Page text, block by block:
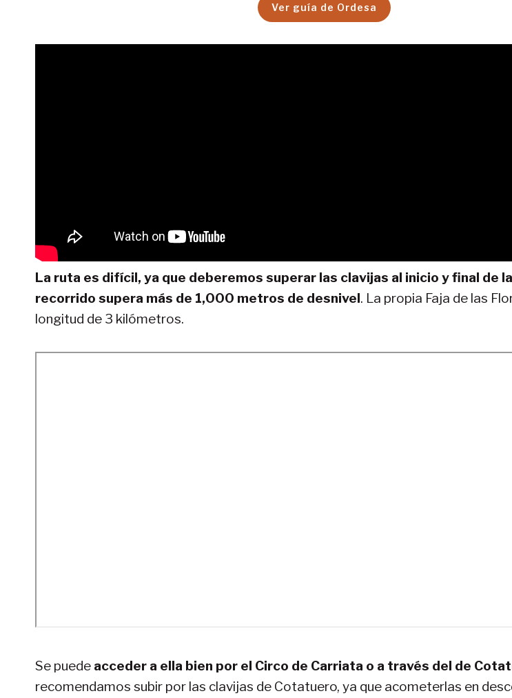
Ver guía de Ordesa
La ruta es difícil, ya que deberemos superar las clavijas al inicio y final de
recorrido supera más de 1,000 metros de desnivel. La propia Faja de las
longitud de 3 kilómetros.
Se puede acceder a ella bien por el Circo de Carriata o a través del de
recomendamos subir por las clavijas de Cotatuero, ya que acometerlas en